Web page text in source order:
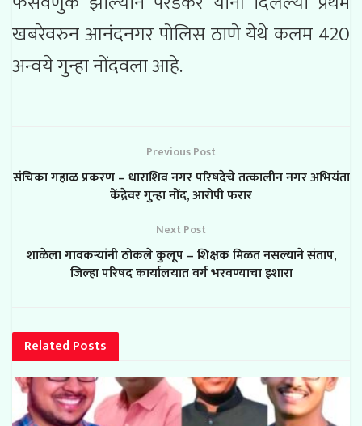
खबरेवरुन आनंदनगर पोलिस ठाणे येथे कलम 420
अन्वये गुन्हा नोंदवला आहे.
Previous Post
संचिका गहाळ प्रकरण – धाराशिव नगर परिषदेचे तत्कालीन नगर अभियंता
केंद्रेवर गुन्हा नोंद, आरोपी फरार
Next Post
शाळेला गावकऱ्यांनी ठोकले कुलूप – शिक्षक मिळत नसल्याने संताप,
जिल्हा परिषद कार्यालयात वर्ग भरवण्याचा इशारा
Related Posts